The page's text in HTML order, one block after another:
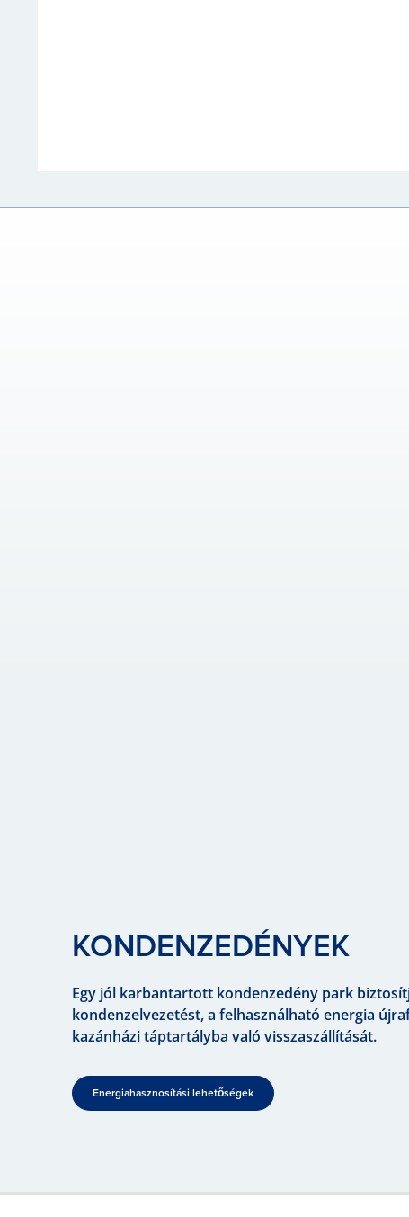
KONDENZE­DÉNYEK
Egy jól karbantartott kondenzedény park
kondenzelvezetést, a felhasználható energia
kazánházi táptartályba való visszaszállítását.
Energiahasznosítási lehetőségek